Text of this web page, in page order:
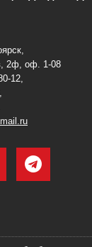
2ф, оф. 1-08
12,